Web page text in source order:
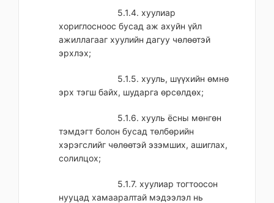
5.1.4. хуулиар
хориглосноос бусад аж ахуйн үйл
ажиллагааг хуулийн дагуу чөлөөтэй
эрхлэх;
5.1.5. хууль, шүүхийн өмнө
эрх тэгш байх, шударга өрсөлдөх;
5.1.6. хууль ёсны мөнгөн
тэмдэгт болон бусад төлбөрийн
хэрэгслийг чөлөөтэй эзэмших, ашиглах,
солилцох;
5.1.7. хуулиар тогтоосон
нууцад хамааралтай мэдээлэл нь